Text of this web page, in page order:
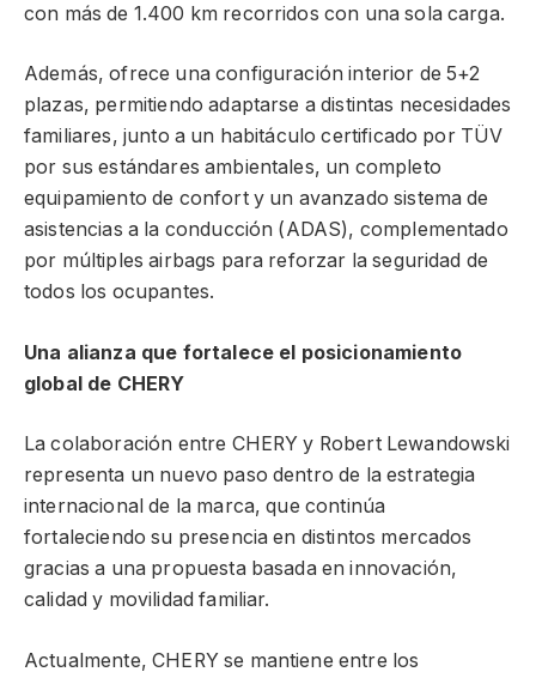
con más de 1.400 km recorridos con una sola carga.
Además, ofrece una configuración interior de 5+2
plazas, permitiendo adaptarse a distintas necesidades
familiares, junto a un habitáculo certificado por TÜV
por sus estándares ambientales, un completo
equipamiento de confort y un avanzado sistema de
asistencias a la conducción (ADAS), complementado
por múltiples airbags para reforzar la seguridad de
todos los ocupantes.
Una alianza que fortalece el posicionamiento
global de CHERY
La colaboración entre CHERY y Robert Lewandowski
representa un nuevo paso dentro de la estrategia
internacional de la marca, que continúa
fortaleciendo su presencia en distintos mercados
gracias a una propuesta basada en innovación,
calidad y movilidad familiar.
Actualmente, CHERY se mantiene entre los